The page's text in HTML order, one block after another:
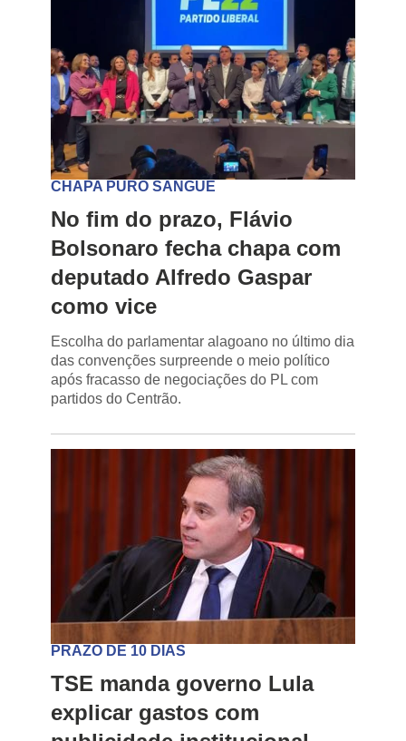
CHAPA PURO SANGUE
No fim do prazo, Flávio
Bolsonaro fecha chapa com
deputado Alfredo Gaspar
como vice
Escolha do parlamentar alagoano no último dia
das convenções surpreende o meio político
após fracasso de negociações do PL com
partidos do Centrão.
PRAZO DE 10 DIAS
TSE manda governo Lula
explicar gastos com